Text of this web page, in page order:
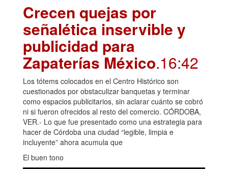
Crecen quejas por
señalética inservible y
publicidad para
Zapaterías México.16:42
Los tótems colocados en el Centro Histórico son
cuestionados por obstaculizar banquetas y terminar
como espacios publicitarios, sin aclarar cuánto se cobró
ni si fueron ofrecidos al resto del comercio. CÓRDOBA,
VER.- Lo que fue presentado como una estrategia para
hacer de Córdoba una ciudad “legible, limpia e
incluyente” ahora acumula que
El buen tono